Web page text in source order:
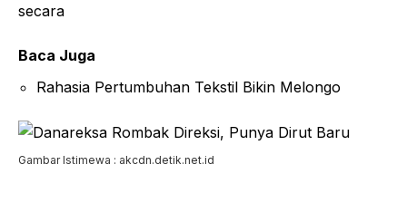
secara
Baca Juga
Rahasia Pertumbuhan Tekstil Bikin Melongo
Gambar Istimewa : akcdn.detik.net.id